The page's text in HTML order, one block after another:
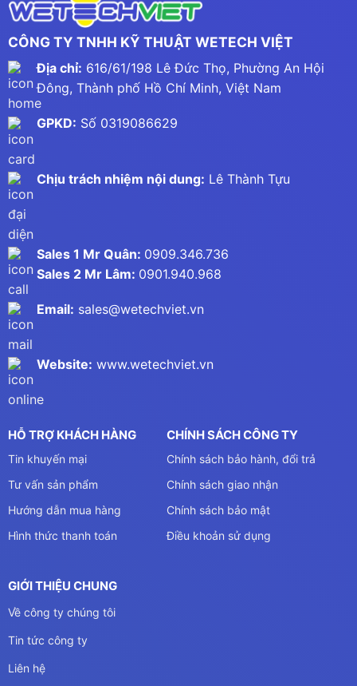
CÔNG TY TNHH KỸ THUẬT WETECH VIỆT
Địa chỉ: 616/61/198 Lê Đức Thọ, Phường An Hội
Đông, Thành phố Hồ Chí Minh, Việt Nam
GPKD: Số 0319086629
Chịu trách nhiệm nội dung: Lê Thành Tựu
Sales 1 Mr Quân: 0909.346.736
Sales 2 Mr Lâm: 0901.940.968
Email: sales@wetechviet.vn
Website: www.wetechviet.vn
HỖ TRỢ KHÁCH HÀNG
Tin khuyến mại
Tư vấn sản phẩm
Hướng dẫn mua hàng
Hình thức thanh toán
CHÍNH SÁCH CÔNG TY
Chính sách bảo hành, đổi trả
Chính sách giao nhận
Chính sách bảo mật
Điều khoản sử dụng
GIỚI THIỆU CHUNG
Về công ty chúng tôi
Tin tức công ty
Liên hệ